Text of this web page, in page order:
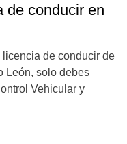
de conducir en
de conducir de
León, solo debes
Vehicular y